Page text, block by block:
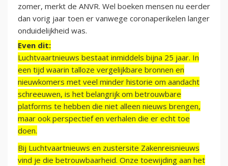
zomer, merkt de ANVR. Wel boeken mensen nu eerder
dan vorig jaar toen er vanwege coronaperikelen langer
onduidelijkheid was.
Even dit:
Luchtvaartnieuws bestaat inmiddels bijna 25 jaar. In
een tijd waarin talloze vergelijkbare bronnen en
nieuwkomers met veel minder historie om aandacht
schreeuwen, is het belangrijk om betrouwbare
platforms te hebben die niet alleen nieuws brengen,
maar ook perspectief en verhalen die er echt toe
doen.
Bij Luchtvaartnieuws en zustersite Zakenreisnieuws
vind je die betrouwbaarheid. Onze toewijding aan het